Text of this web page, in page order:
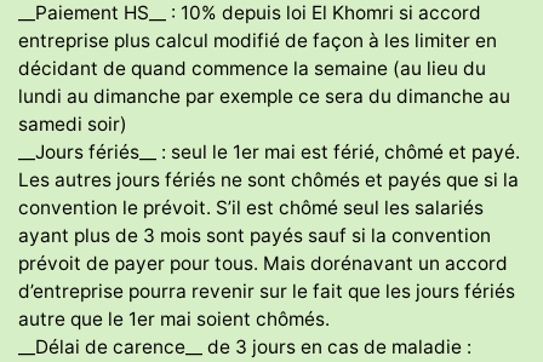
__Paiement HS__ : 10% depuis loi El Khomri si accord
entreprise plus calcul modifié de façon à les limiter en
décidant de quand commence la semaine (au lieu du
lundi au dimanche par exemple ce sera du dimanche au
samedi soir)
__Jours fériés__ : seul le 1er mai est férié, chômé et payé.
Les autres jours fériés ne sont chômés et payés que si la
convention le prévoit. S’il est chômé seul les salariés
ayant plus de 3 mois sont payés sauf si la convention
prévoit de payer pour tous. Mais dorénavant un accord
d’entreprise pourra revenir sur le fait que les jours fériés
autre que le 1er mai soient chômés.
__Délai de carence__ de 3 jours en cas de maladie :